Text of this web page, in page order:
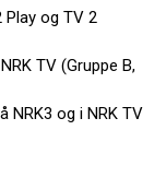
Play og TV 2
TV (Gruppe B,
NRK3 og i NRK TV